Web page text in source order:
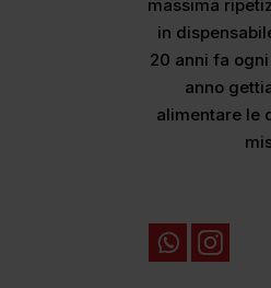
massima
in
20 anni fa
anno
alimentare le